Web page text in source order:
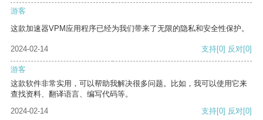
游客
这款加速器VPM应用程序已经为我们带来了无限的隐私和安全性保护。
2024-02-14 支持[0] 反对[0]
游客
这款软件非常实用，可以帮助我解决很多问题。比如，我可以使用它来
查找资料、翻译语言、编写代码等。
2024-02-14
支持[0] 反对[0]